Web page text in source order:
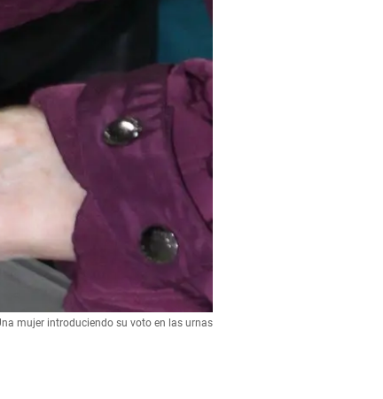
mujer introduciendo su voto en las urnas